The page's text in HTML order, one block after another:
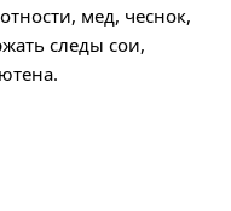
мед, чеснок,
следы сои,